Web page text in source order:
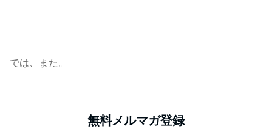
では、また。
無料メルマガ登録